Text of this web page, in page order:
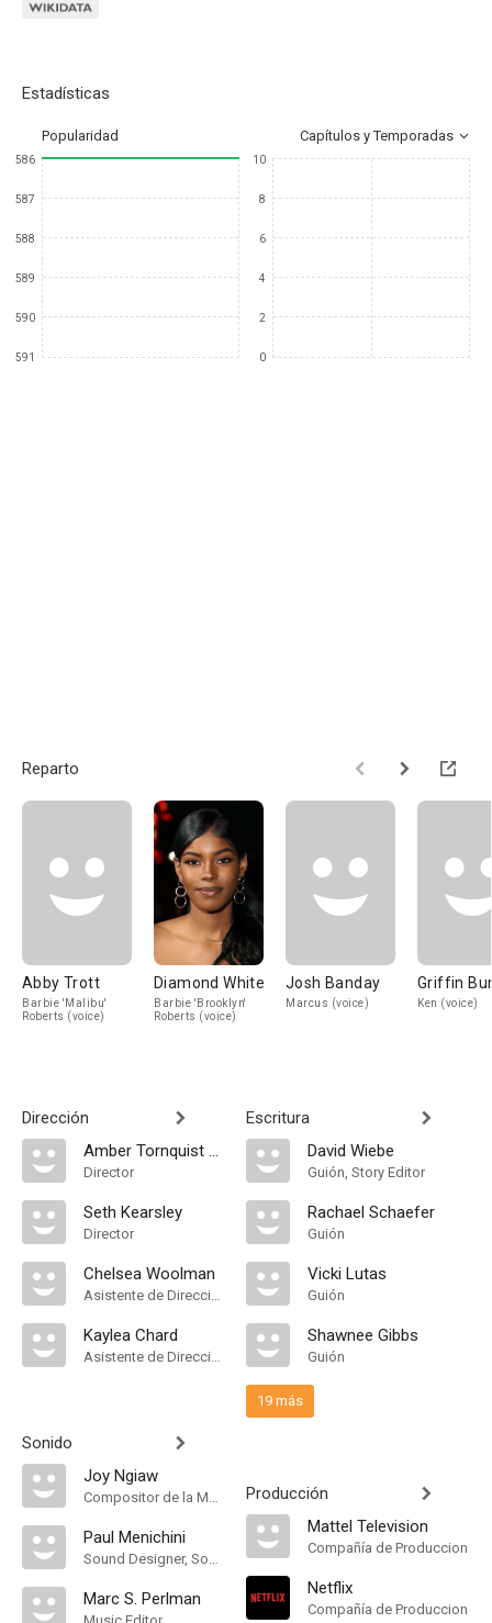
Estadísticas
Popularidad Capítulos y Temporadas
586
587
588
589
590
591
10
8
6
4
2
0
Reparto
Abby Trott
Barbie 'Malibu'
Roberts (voice)
Diamond White
Barbie 'Brooklyn'
Roberts (voice)
Josh Banday
Marcus (voice)
Griffin
Ken (voice)
Dirección
Amber Tornquist Hollinger
Director
Seth Kearsley
Director
Chelsea Woolman
Asistente de Dirección
Kaylea Chard
Asistente de Dirección
Sonido
Joy Ngiaw
Compositor de la Música Original
Paul Menichini
Sound Designer, Sound Editor
Marc S. Perlman
Escritura
David Wiebe
Guión, Story Editor
Rachael Schaefer
Guión
Vicki Lutas
Guión
Shawnee Gibbs
Guión
19 más
Producción
Mattel Television
Compañía de Produccion
Netflix
Compañía de Produccion